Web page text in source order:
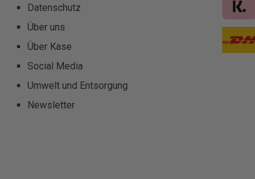
Datenschutz
Über uns
Über Kase
Social Media
Umwelt und Entsorgung
Newsletter
Klarna